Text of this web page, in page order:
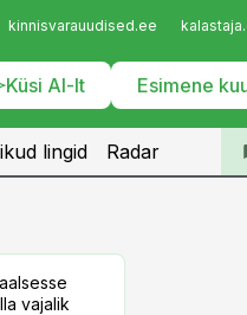
kinnisvarauudised.ee
Küsi AI-lt Esimene
lingid Radar
vajalik